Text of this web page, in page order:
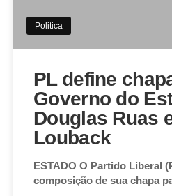
Politica
PL define
Governo do
Douglas Ruas
Louback
ESTADO O Partido Liberal
composição de sua chapa